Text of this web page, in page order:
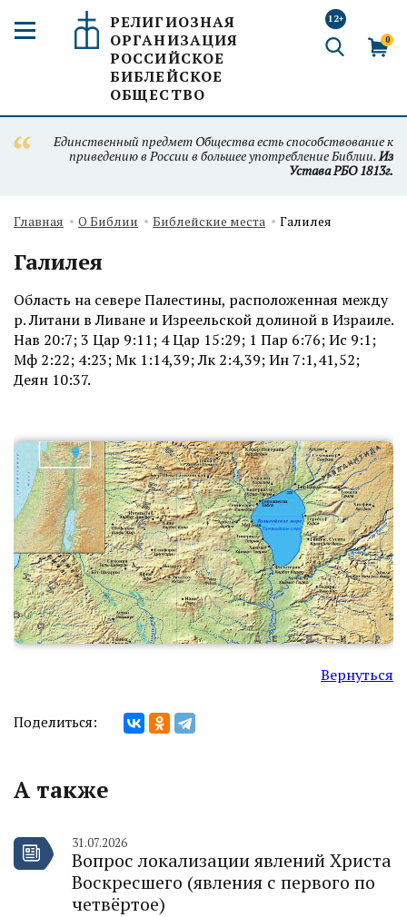
РЕЛИГИОЗНАЯ
ОРГАНИЗАЦИЯ
РОССИЙСКОЕ
БИБЛЕЙСКОЕ
ОБЩЕСТВО
12+
0
Единственный предмет Общества есть способствование к
приведению в России в большее употребление Библии.Из
Устава РБО 1813г.
Главная О Библии Библейские места Галилея
Галилея
Область на севере Палестины, расположенная между
р. Литани в Ливане и Изреельской долиной в Израиле.
Нав 20:7; 3 Цар 9:11; 4 Цар 15:29; 1 Пар 6:76; Ис 9:1;
Мф 2:22; 4:23; Мк 1:14,39; Лк 2:4,39; Ин 7:1,41,52;
Деян 10:37.
Вернуться
Поделиться:
А также
31.07.2026
Вопрос локализации явлений Христа
Воскресшего (явления с первого по
четвёртое)